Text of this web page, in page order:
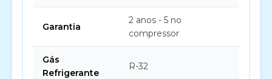
Garantia
2 anos - 5 no
compressor
Gás
Refrigerante
R-32